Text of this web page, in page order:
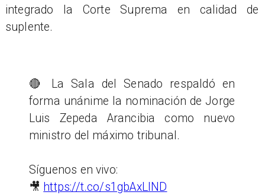
integrado la Corte Suprema en calidad de
suplente.
🔴 La Sala del Senado respaldó en
forma unánime la nominación de Jorge
Luis Zepeda Arancibia como nuevo
ministro del máximo tribunal.
Síguenos en vivo:
🎥 https://t.co/s1gbAxLIND